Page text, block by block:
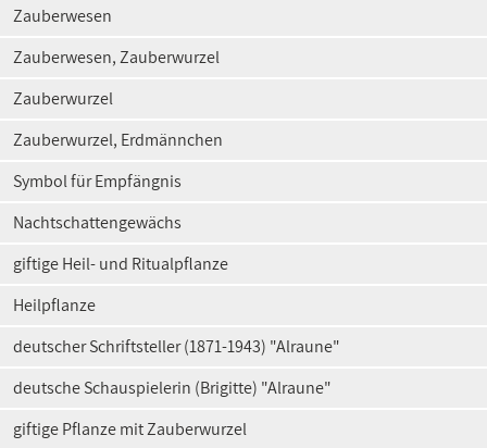
Zauberwesen
Zauberwesen, Zauberwurzel
Zauberwurzel
Zauberwurzel, Erdmännchen
Symbol für Empfängnis
Nachtschattengewächs
giftige Heil- und Ritualpflanze
Heilpflanze
deutscher Schriftsteller (1871-1943) "Alraune"
deutsche Schauspielerin (Brigitte) "Alraune"
giftige Pflanze mit Zauberwurzel